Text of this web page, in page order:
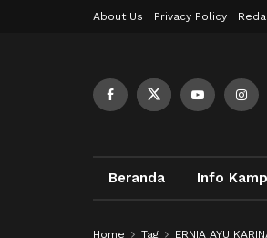
About Us Privacy Policy
Beranda Info
Home Tag ERNIA AYU